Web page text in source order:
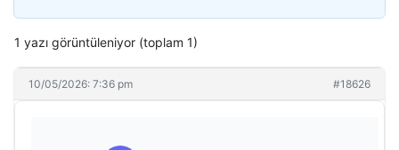
1 yazı görüntüleniyor (toplam 1)
10/05/2026: 7:36 pm #18626